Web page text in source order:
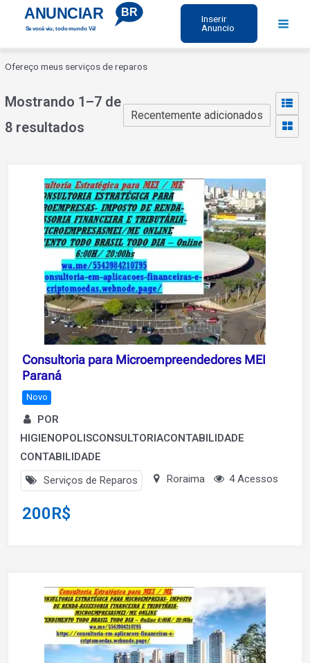
ANUNCIAR BR
Se você viu, todo mundo Vê!
Inserir
Anuncio
Ofereço meus serviços de reparos
Mostrando 1–7 de
8 resultados
Consultoria para Microempreendedores MEI
Paraná
Novo
POR
HIGIENOPOLISCONSULTORIACONTABILIDADE
CONTABILIDADE
Serviços de Reparos
Roraima 4 Acessos
200R$